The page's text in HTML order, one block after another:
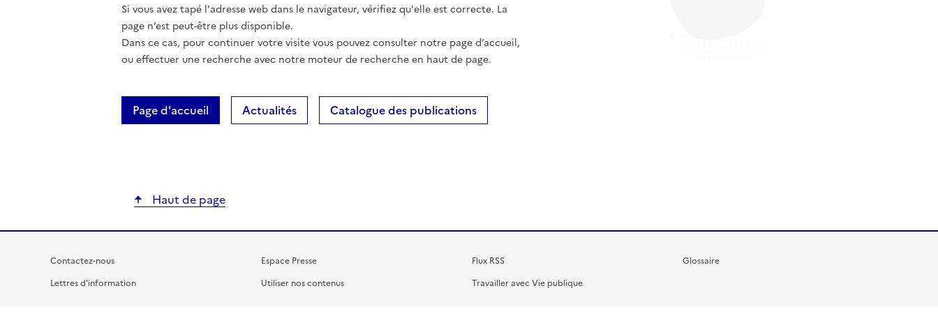
Si vous avez tapé l'adresse web dans le navigateur, vérifiez qu'elle est correcte. La
page n’est peut-être plus disponible.
Dans ce cas, pour continuer votre visite vous pouvez consulter notre page d’accueil,
ou effectuer une recherche avec notre moteur de recherche en haut de page.
Page d'accueil Actualités Catalogue des publications
Haut de page
Contactez-nous
Lettres d'information
Espace Presse
Utiliser nos contenus
Flux RSS
Travailler avec Vie publique
Glossaire